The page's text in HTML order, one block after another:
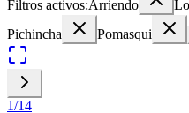
Filtros activos:Arriendo
Pichincha
Pomasqui
1/14